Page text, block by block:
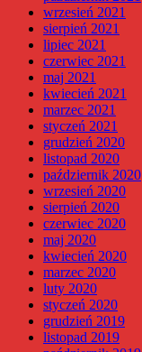
wrzesień 2021
sierpień 2021
lipiec 2021
czerwiec 2021
maj 2021
kwiecień 2021
marzec 2021
styczeń 2021
grudzień 2020
listopad 2020
październik 2020
wrzesień 2020
sierpień 2020
czerwiec 2020
maj 2020
kwiecień 2020
marzec 2020
luty 2020
styczeń 2020
grudzień 2019
listopad 2019